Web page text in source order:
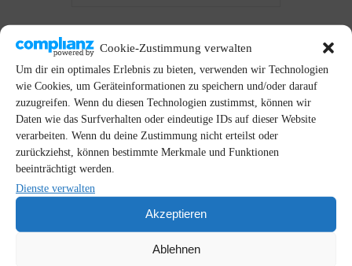
Cookie-Zustimmung verwalten
Um dir ein optimales Erlebnis zu bieten, verwenden wir Technologien
wie Cookies, um Geräteinformationen zu speichern und/oder darauf
zuzugreifen. Wenn du diesen Technologien zustimmst, können wir
Daten wie das Surfverhalten oder eindeutige IDs auf dieser Website
verarbeiten. Wenn du deine Zustimmung nicht erteilst oder
zurückziehst, können bestimmte Merkmale und Funktionen
beeinträchtigt werden.
Dienste verwalten
Akzeptieren
Ablehnen
SCHLAGWÖRTER
ALTGLIENICKE
BERLIN-MITTE
BRANDENBURG